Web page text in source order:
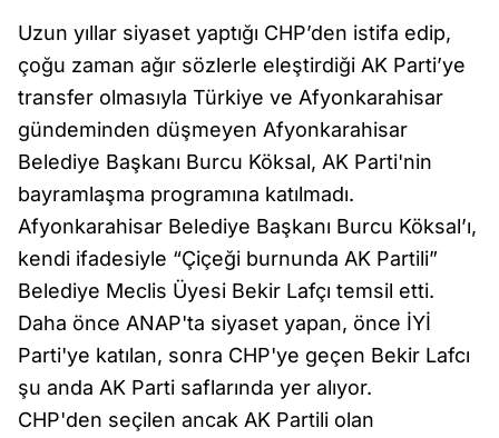
Uzun yıllar siyaset yaptığı CHP’den istifa edip,
çoğu zaman ağır sözlerle eleştirdiği AK Parti’ye
transfer olmasıyla Türkiye ve Afyonkarahisar
gündeminden düşmeyen Afyonkarahisar
Belediye Başkanı Burcu Köksal, AK Parti'nin
bayramlaşma programına katılmadı.
Afyonkarahisar Belediye Başkanı Burcu Köksal’ı,
kendi ifadesiyle “Çiçeği burnunda AK Partili”
Belediye Meclis Üyesi Bekir Lafçı temsil etti.
Daha önce ANAP'ta siyaset yapan, önce İYİ
Parti'ye katılan, sonra CHP'ye geçen Bekir Lafcı
şu anda AK Parti saflarında yer alıyor.
CHP'den seçilen ancak AK Partili olan